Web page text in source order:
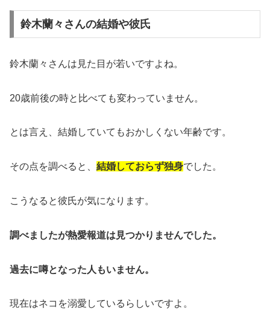
鈴木蘭々さんの結婚や彼氏
鈴木蘭々さんは見た目が若いですよね。
20歳前後の時と比べても変わっていません。
とは言え、結婚していてもおかしくない年齢です。
その点を調べると、 結婚しておらず独身でした。
こうなると彼氏が気になります。
調べましたが熱愛報道は見つかりませんでした。
過去に噂となった人もいません。
現在はネコを溺愛しているらしいですよ。